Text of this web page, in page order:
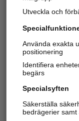
Varje
härliga
platser.
Utveckla och
Använda exakta
positionering
Identifiera
begärs
Specialsyften
Säkerställa
bedrägerier